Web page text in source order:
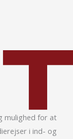
mulighed for at
i ind- og